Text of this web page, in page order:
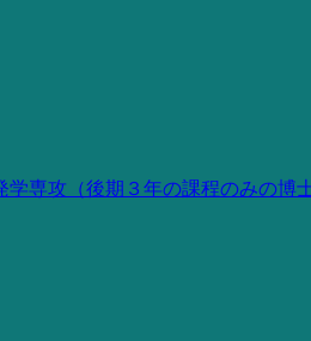
専攻（後期３年の課程のみの博